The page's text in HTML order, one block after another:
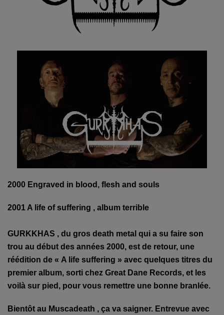
2000 Engraved in blood, flesh and souls
2001 A life of suffering , album terrible
GURKKHAS , du gros death metal qui a su faire son
trou au début des années 2000, est de retour, une
réédition de « A life suffering » avec quelques titres du
premier album, sorti chez Great Dane Records, et les
voilà sur pied, pour vous remettre une bonne branlée.
Bientôt au Muscadeath , ça va saigner. Entrevue avec